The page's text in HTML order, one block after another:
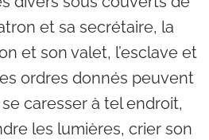
et sa secrétaire, la
et son valet, l’esclave et
ordres donnés peuvent
caresser à tel endroit,
les lumières, crier son